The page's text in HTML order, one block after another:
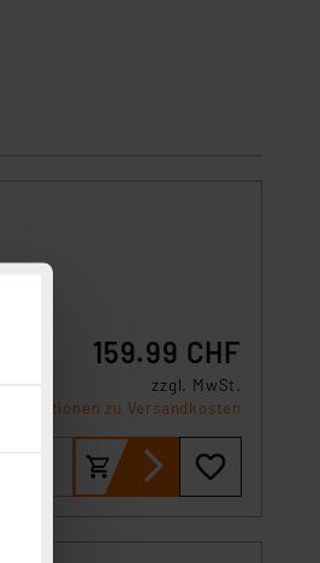
159.99 CHF
zzgl. MwSt.
Informationen zu Versandkosten